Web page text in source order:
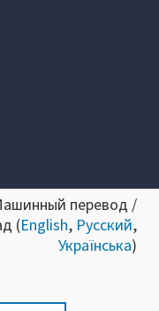
перевод /
(English, Русский,
Українська)